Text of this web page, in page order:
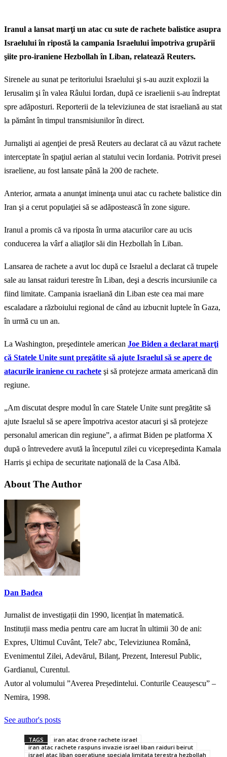
Iranul a lansat marţi un atac cu sute de rachete balistice asupra
Israelului în ripostă la campania Israelului împotriva grupării
şiite pro-iraniene Hezbollah în Liban, relatează Reuters.
Sirenele au sunat pe teritoriului Israelului şi s-au auzit explozii la
Ierusalim şi în valea Râului Iordan, după ce israelienii s-au îndreptat
spre adăposturi. Reporterii de la televiziunea de stat israeliană au stat
la pământ în timpul transmisiunilor în direct.
Jurnalişti ai agenţiei de presă Reuters au declarat că au văzut rachete
interceptate în spaţiul aerian al statului vecin Iordania. Potrivit presei
israeliene, au fost lansate până la 200 de rachete.
Anterior, armata a anunţat iminenţa unui atac cu rachete balistice din
Iran şi a cerut populaţiei să se adăpostească în zone sigure.
Iranul a promis că va riposta în urma atacurilor care au ucis
conducerea la vârf a aliaţilor săi din Hezbollah în Liban.
Lansarea de rachete a avut loc după ce Israelul a declarat că trupele
sale au lansat raiduri terestre în Liban, deşi a descris incursiunile ca
fiind limitate. Campania israeliană din Liban este cea mai mare
escaladare a războiului regional de când au izbucnit luptele în Gaza,
în urmă cu un an.
La Washington, preşedintele american Joe Biden a declarat marţi
că Statele Unite sunt pregătite să ajute Israelul să se apere de
atacurile iraniene cu rachete şi să protejeze armata americană din
regiune.
„Am discutat despre modul în care Statele Unite sunt pregătite să
ajute Israelul să se apere împotriva acestor atacuri şi să protejeze
personalul american din regiune”, a afirmat Biden pe platforma X
după o întrevedere avută la începutul zilei cu vicepreşedinta Kamala
Harris şi echipa de securitate naţională de la Casa Albă.
About The Author
Dan Badea
Jurnalist de investigații din 1990, licențiat în matematică.
Instituții mass media pentru care am lucrat în ultimii 30 de ani:
Expres, Ultimul Cuvânt, Tele7 abc, Televiziunea Română,
Evenimentul Zilei, Adevărul, Bilanț, Prezent, Interesul Public,
Gardianul, Curentul.
Autor al volumului ”Averea Președintelui. Conturile Ceaușescu” –
Nemira, 1998.
See author's posts
TAGS
iran atac drone rachete israel
iran atac rachete raspuns invazie israel liban raiduri beirut
israel atac liban operatiune speciala limitata terestra hezbollah